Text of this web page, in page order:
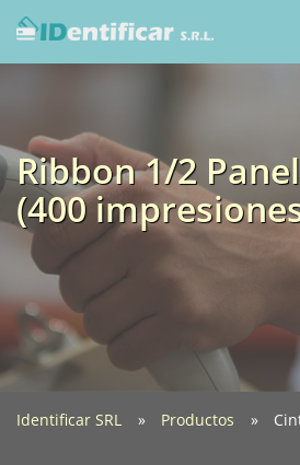
Ribbon 1/2
(400
Identificar SRL Productos